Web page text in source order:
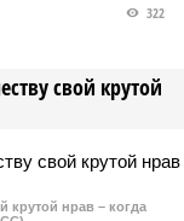
свой крутой
322
крутой нрав – когда